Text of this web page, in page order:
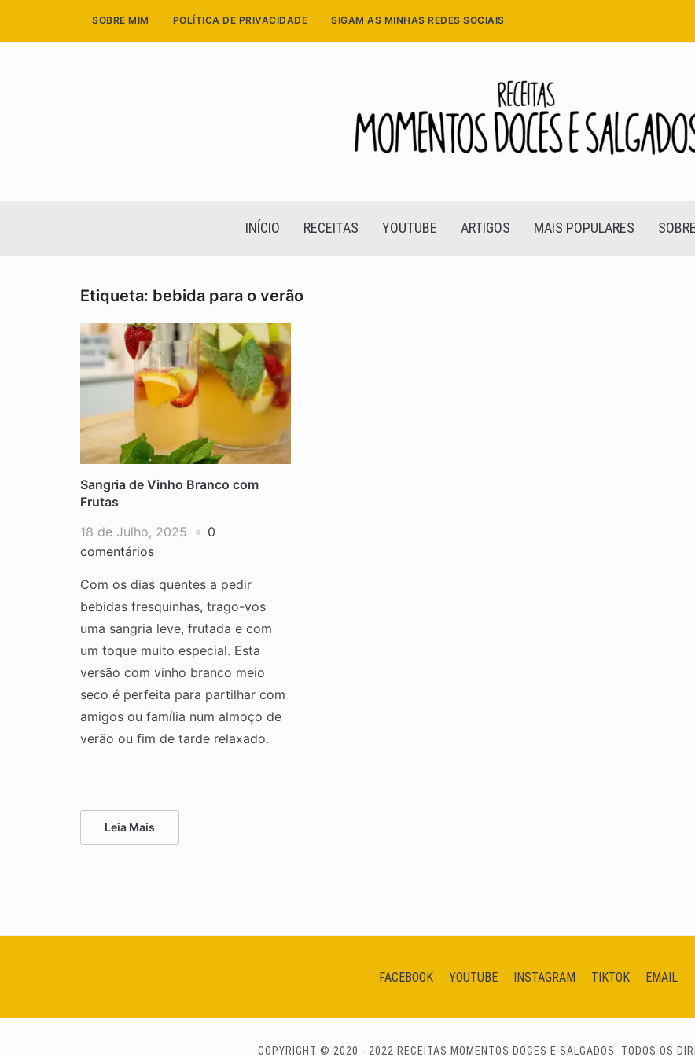
SOBRE MIM POLÍTICA DE PRIVACIDADE SIGAM AS MINHAS REDES SOCIAIS
INÍCIO RECEITAS YOUTUBE ARTIGOS MAIS POPULARES
Etiqueta: bebida para o verão
Sangria de Vinho Branco com
Frutas
18 de Julho, 2025
0
comentários
Com os dias quentes a pedir
bebidas fresquinhas, trago-vos
uma sangria leve, frutada e com
um toque muito especial. Esta
versão com vinho branco meio
seco é perfeita para partilhar com
amigos ou família num almoço de
verão ou fim de tarde relaxado.
Leia Mais
FACEBOOK YOUTUBE INSTAGRAM TIKTOK EMAIL
COPYRIGHT © 2020 - 2022 RECEITAS MOMENTOS DOCES E SALGADOS. TODOS OS